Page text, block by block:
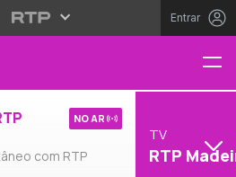
Entrar
com RTP
NO AR
TV
RTP